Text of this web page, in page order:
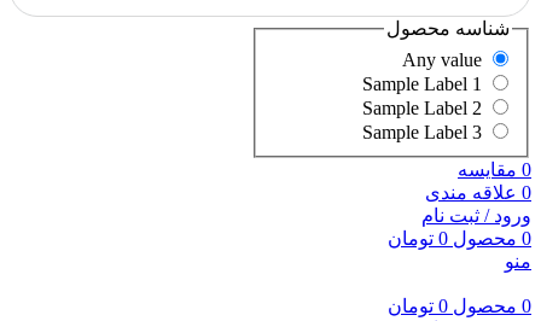
شناسه محصول
0 مقایسه
0 علاقه مندی
ورود / ثبت نام
0 محصول 0 تومان
منو
0 محصول 0 تومان